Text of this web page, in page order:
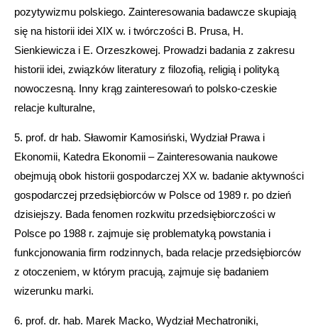
pozytywizmu polskiego. Zainteresowania badawcze skupiają
się na historii idei XIX w. i twórczości B. Prusa, H.
Sienkiewicza i E. Orzeszkowej. Prowadzi badania z zakresu
historii idei, związków literatury z filozofią, religią i polityką
nowoczesną. Inny krąg zainteresowań to polsko-czeskie
relacje kulturalne,
5. prof. dr hab. Sławomir Kamosiński, Wydział Prawa i
Ekonomii, Katedra Ekonomii – Zainteresowania naukowe
obejmują obok historii gospodarczej XX w. badanie aktywności
gospodarczej przedsiębiorców w Polsce od 1989 r. po dzień
dzisiejszy. Bada fenomen rozkwitu przedsiębiorczości w
Polsce po 1988 r. zajmuje się problematyką powstania i
funkcjonowania firm rodzinnych, bada relacje przedsiębiorców
z otoczeniem, w którym pracują, zajmuje się badaniem
wizerunku marki.
6. prof. dr. hab. Marek Macko, Wydział Mechatroniki,